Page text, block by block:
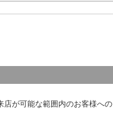
店が可能な範囲内のお客様への